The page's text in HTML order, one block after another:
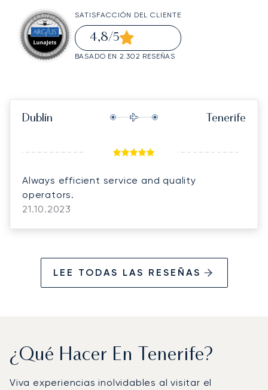
SATISFACCIÓN DEL CLIENTE
4,8/5
BASADO EN 2.302 RESEÑAS
Dublín Tenerife
Always efficient service and quality
operators.
21.10.2023
LEE TODAS LAS RESEÑAS
¿Qué Hacer En Tenerife?
Viva experiencias inolvidables al visitar el